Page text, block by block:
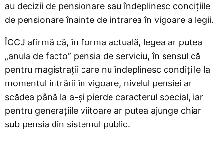
au decizii de pensionare sau îndeplinesc condițiile
de pensionare înainte de intrarea în vigoare a legii.
ÎCCJ afirmă că, în forma actuală, legea ar putea
„anula de facto” pensia de serviciu, în sensul că
pentru magistrații care nu îndeplinesc condițiile la
momentul intrării în vigoare, nivelul pensiei ar
scădea până la a-și pierde caracterul special, iar
pentru generațiile viitoare ar putea ajunge chiar
sub pensia din sistemul public.